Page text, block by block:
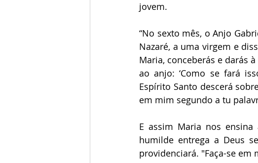
jovem.
“No sexto mês, o Anjo
Nazaré, a uma virgem e
Maria, conceberás e darás
ao anjo: ‘Como se fará
Espírito Santo descerá
em mim segundo a tu
E assim Maria nos
humilde entrega a Deus
providenciará. "Faça-se